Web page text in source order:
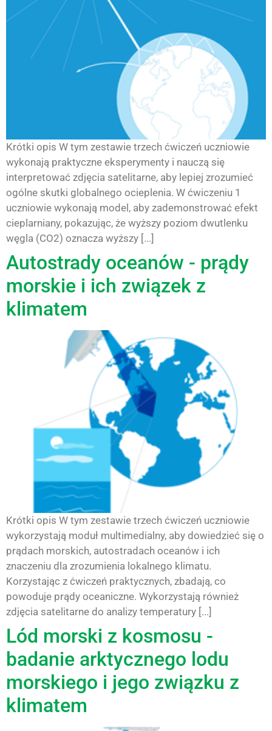
Krótki opis W tym zestawie trzech ćwiczeń uczniowie
wykonają praktyczne eksperymenty i nauczą się
interpretować zdjęcia satelitarne, aby lepiej zrozumieć
ogólne skutki globalnego ocieplenia. W ćwiczeniu 1
uczniowie wykonają model, aby zademonstrować efekt
cieplarniany, pokazując, że wyższy poziom dwutlenku
węgla (CO2) oznacza wyższy [...]
Autostrady oceanów - prądy
morskie i ich związek z
klimatem
Krótki opis W tym zestawie trzech ćwiczeń uczniowie
wykorzystają moduł multimedialny, aby dowiedzieć się o
prądach morskich, autostradach oceanów i ich
znaczeniu dla zrozumienia lokalnego klimatu.
Korzystając z ćwiczeń praktycznych, zbadają, co
powoduje prądy oceaniczne. Wykorzystają również
zdjęcia satelitarne do analizy temperatury [...]
Lód morski z kosmosu -
badanie arktycznego lodu
morskiego i jego związku z
klimatem